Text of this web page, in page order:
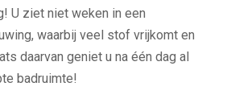
U ziet niet weken in een
waarbij veel stof vrijkomt en
daarvan geniet u na één dag al
badruimte!